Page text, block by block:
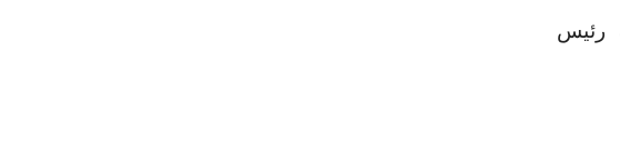
رئيس